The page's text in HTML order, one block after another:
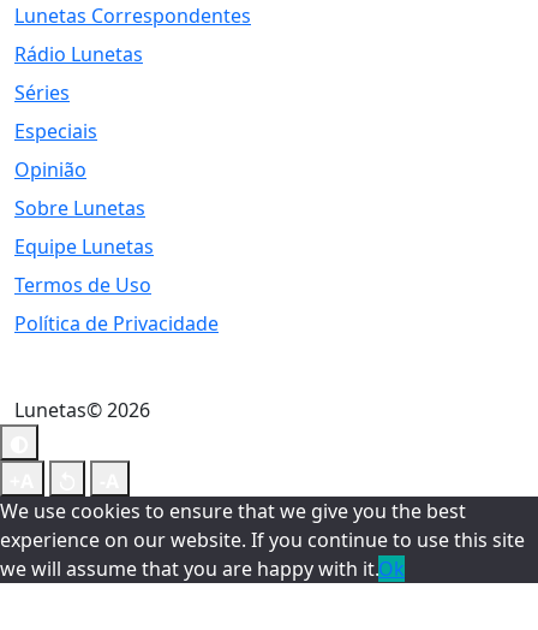
Lunetas Correspondentes
Rádio Lunetas
Séries
Especiais
Opinião
Sobre Lunetas
Equipe Lunetas
Termos de Uso
Política de Privacidade
Lunetas© 2026
We use cookies to ensure that we give you the best
experience on our website. If you continue to use this site
we will assume that you are happy with it.Ok